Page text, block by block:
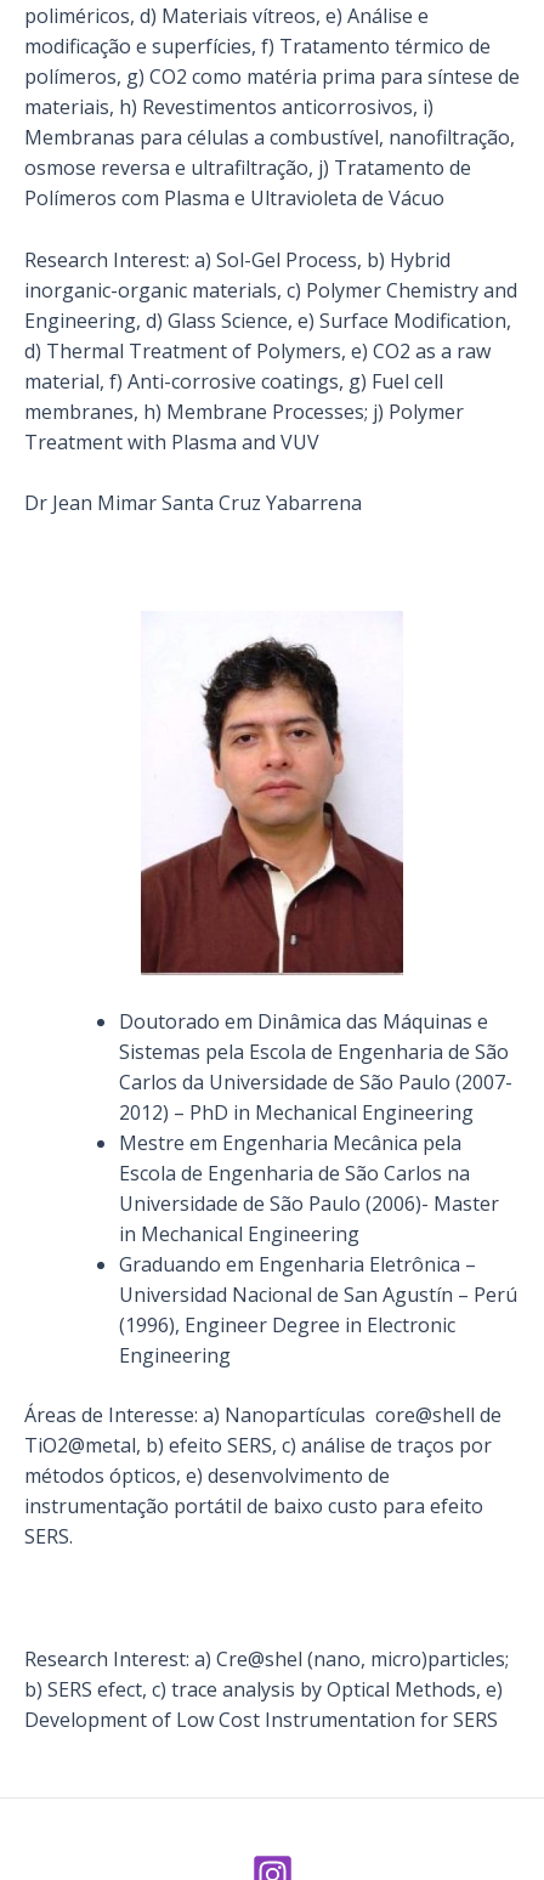
poliméricos, d) Materiais vítreos, e) Análise e
modificação e superfícies, f) Tratamento térmico de
polímeros, g) CO2 como matéria prima para síntese de
materiais, h) Revestimentos anticorrosivos, i)
Membranas para células a combustível, nanofiltração,
osmose reversa e ultrafiltração, j) Tratamento de
Polímeros com Plasma e Ultravioleta de Vácuo
Research Interest: a) Sol-Gel Process, b) Hybrid
inorganic-organic materials, c) Polymer Chemistry and
Engineering, d) Glass Science, e) Surface Modification,
d) Thermal Treatment of Polymers, e) CO2 as a raw
material, f) Anti-corrosive coatings, g) Fuel cell
membranes, h) Membrane Processes; j) Polymer
Treatment with Plasma and VUV
Dr Jean Mimar Santa Cruz Yabarrena
Doutorado em Dinâmica das Máquinas e
Sistemas pela Escola de Engenharia de São
Carlos da Universidade de São Paulo (2007-
2012) – PhD in Mechanical Engineering
Mestre em Engenharia Mecânica pela
Escola de Engenharia de São Carlos na
Universidade de São Paulo (2006)- Master
in Mechanical Engineering
Graduando em Engenharia Eletrônica –
Universidad Nacional de San Agustín – Perú
(1996), Engineer Degree in Electronic
Engineering
Áreas de Interesse: a) Nanopartículas core@shell de
TiO2@metal, b) efeito SERS, c) análise de traços por
métodos ópticos, e) desenvolvimento de
instrumentação portátil de baixo custo para efeito
SERS.
Research Interest: a) Cre@shel (nano, micro)particles;
b) SERS efect, c) trace analysis by Optical Methods, e)
Development of Low Cost Instrumentation for SERS